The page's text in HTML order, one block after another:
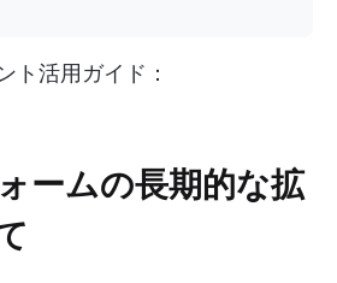
ト活用ガイド：
ームの長期的な拡